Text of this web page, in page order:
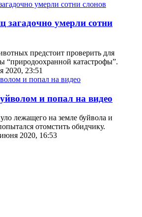
загадочно умерли сотни
предстоит проверить для
“природоохранной катастрофы”.
2020, 23:51
и попал на видео
лежащего на земле буйвола и
отомстить обидчику.
2020, 16:53